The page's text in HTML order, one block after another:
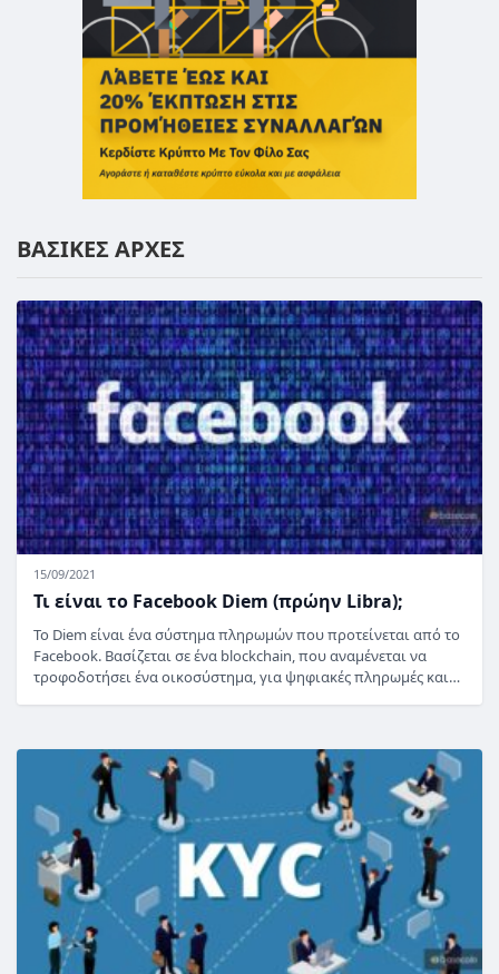
ΒΑΣΙΚΕΣ ΑΡΧΕΣ
15/09/2021
Τι είναι το Facebook Diem (πρώην Libra);
Το Diem είναι ένα σύστημα πληρωμών που προτείνεται από το
Facebook. Βασίζεται σε ένα blockchain, που αναμένεται να
τροφοδοτήσει ένα οικοσύστημα, για ψηφιακές πληρωμές και…